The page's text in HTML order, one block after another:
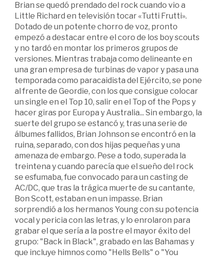
Brian se quedó prendado del rock cuando vio a
Little Richard en televisión tocar «Tutti Frutti».
Dotado de un potente chorro de voz, pronto
empezó a destacar entre el coro de los boy scouts
y no tardó en montar los primeros grupos de
versiones. Mientras trabaja como delineante en
una gran empresa de turbinas de vapor y pasa una
temporada como paracaidista del Ejército, se pone
al frente de Geordie, con los que consigue colocar
un single en el Top 10, salir en el Top of the Pops y
hacer giras por Europa y Australia... Sin embargo, la
suerte del grupo se estancó y, tras una serie de
álbumes fallidos, Brian Johnson se encontró en la
ruina, separado, con dos hijas pequeñas y una
amenaza de embargo. Pese a todo, superada la
treintena y cuando parecía que el sueño del rock
se esfumaba, fue convocado para un casting de
AC/DC, que tras la trágica muerte de su cantante,
Bon Scott, estaban en un impasse. Brian
sorprendió a los hermanos Young con su potencia
vocal y pericia con las letras, y lo enrolaron para
grabar el que sería a la postre el mayor éxito del
grupo: "Back in Black", grabado en las Bahamas y
que incluye himnos como "Hells Bells" o "You